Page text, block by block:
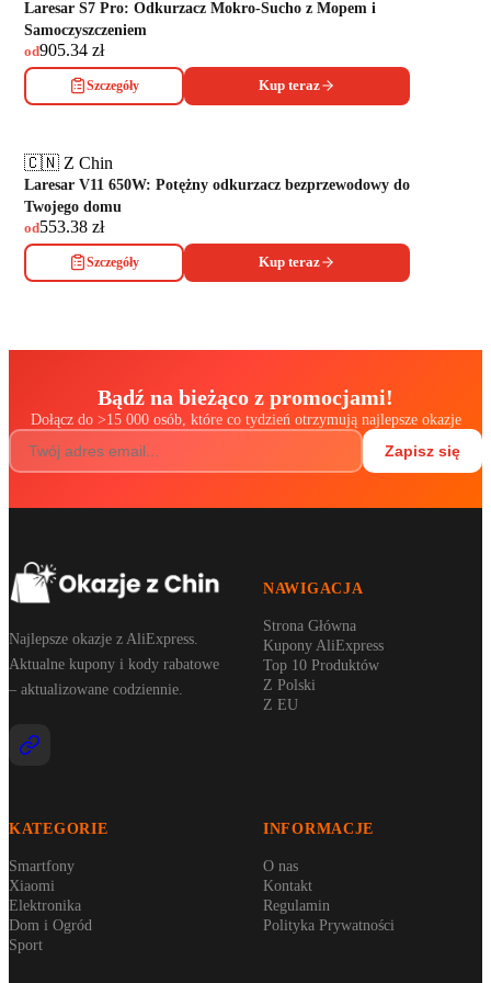
Laresar S7 Pro: Odkurzacz Mokro-Sucho z Mopem i
Samoczyszczeniem
od905.34 zł
Szczegóły Kup teraz
🇨🇳 Z Chin
Laresar V11 650W: Potężny odkurzacz bezprzewodowy do
Twojego domu
od553.38 zł
Szczegóły Kup teraz
Bądź na bieżąco z promocjami!
Dołącz do >15 000 osób, które co tydzień otrzymują najlepsze okazje
Zapisz się
Najlepsze okazje z AliExpress.
Aktualne kupony i kody rabatowe
– aktualizowane codziennie.
NAWIGACJA
Strona Główna
Kupony AliExpress
Top 10 Produktów
Z Polski
Z EU
KATEGORIE
Smartfony
Xiaomi
Elektronika
Dom i Ogród
Sport
INFORMACJE
O nas
Kontakt
Regulamin
Polityka Prywatności